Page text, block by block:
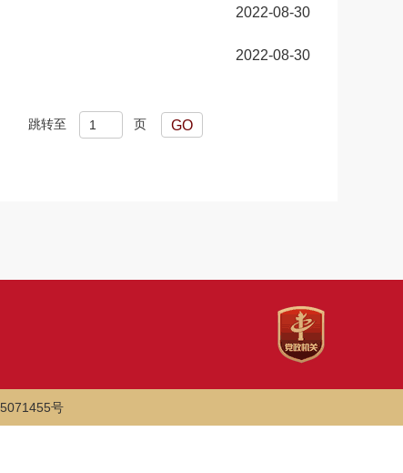
2022-08-30
2022-08-30
跳转至 页
号